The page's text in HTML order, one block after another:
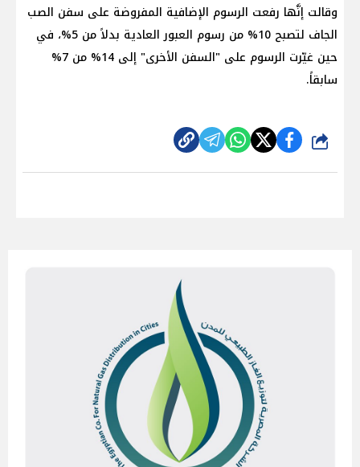
وقالت إنَّها رفعت الرسوم الإضافية المفروضة على سفن الصب
الجاف لتصبح 10% من رسوم العبور العادية بدلاً من 5%، في
حين غيّرت الرسوم على "السفن الأخرى" إلى 14% من 7%
سابقاً.
شارك